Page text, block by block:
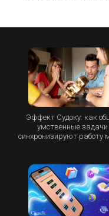
Эффект Судоку: как
умственные задачи
синхронизируют работу